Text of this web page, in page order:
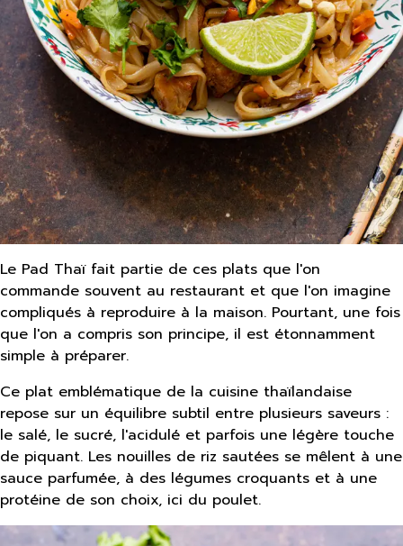
Le Pad Thaï fait partie de ces plats que l'on
commande souvent au restaurant et que l'on imagine
compliqués à reproduire à la maison. Pourtant, une fois
que l'on a compris son principe, il est étonnamment
simple à préparer.
Ce plat emblématique de la cuisine thaïlandaise
repose sur un équilibre subtil entre plusieurs saveurs :
le salé, le sucré, l'acidulé et parfois une légère touche
de piquant. Les nouilles de riz sautées se mêlent à une
sauce parfumée, à des légumes croquants et à une
protéine de son choix, ici du poulet.